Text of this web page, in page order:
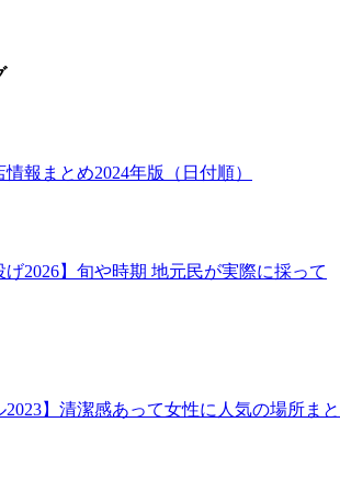
報まとめ2024年版（日付順）
げ2026】旬や時期 地元民が実際に採って
2023】清潔感あって女性に人気の場所まと